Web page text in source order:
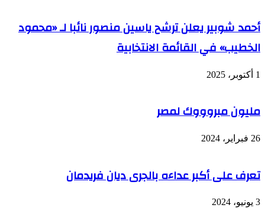
أحمد شوبير يعلن ترشح ياسين منصور نائبا لـ «محمود
الخطيب» في القائمة الانتخابية
1 أكتوبر، 2025
مليون مبروووك لمصر
26 فبراير، 2024
تعرف على أكبر عداءه بالجرى دیان فریدمان
3 يونيو، 2024